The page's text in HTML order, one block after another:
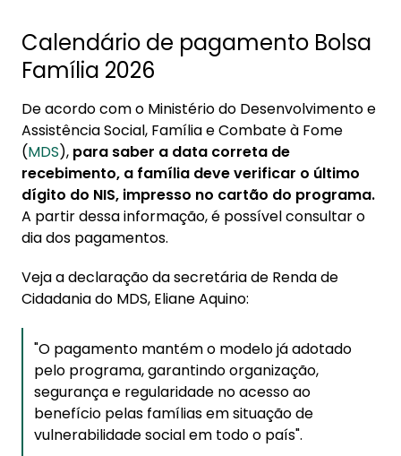
Calendário de pagamento Bolsa
Família 2026
De acordo com o Ministério do Desenvolvimento e
Assistência Social, Família e Combate à Fome
(MDS), para saber a data correta de
recebimento, a família deve verificar o último
dígito do NIS, impresso no cartão do programa.
A partir dessa informação, é possível consultar o
dia dos pagamentos.
Veja a declaração da secretária de Renda de
Cidadania do MDS, Eliane Aquino:
"O pagamento mantém o modelo já adotado
pelo programa, garantindo organização,
segurança e regularidade no acesso ao
benefício pelas famílias em situação de
vulnerabilidade social em todo o país".